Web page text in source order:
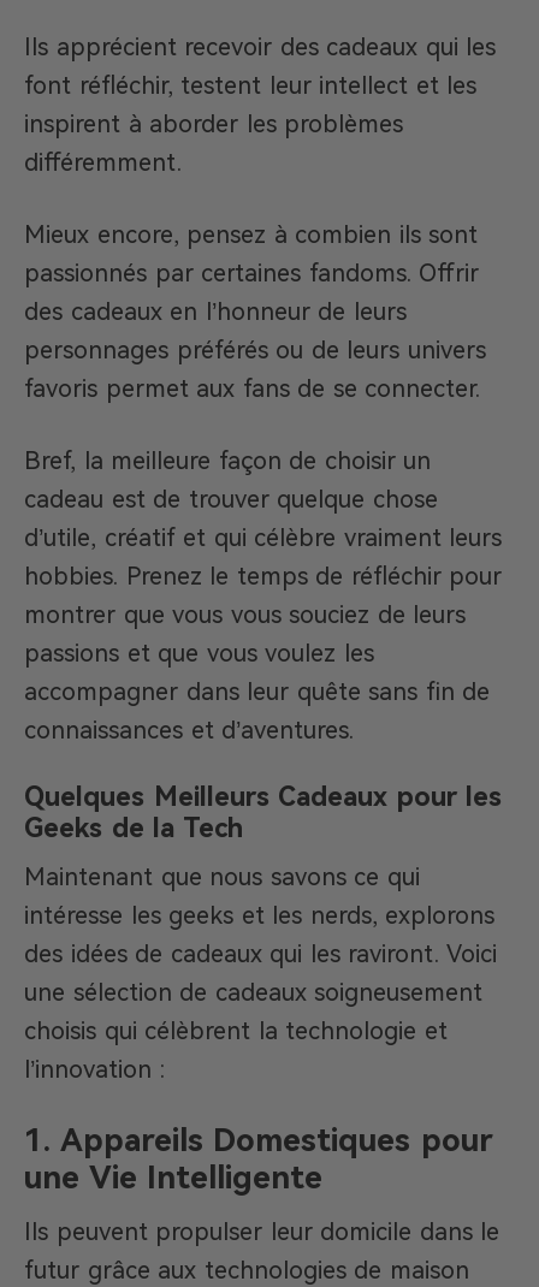
Ils apprécient recevoir des cadeaux qui les
font réfléchir, testent leur intellect et les
inspirent à aborder les problèmes
différemment.
Mieux encore, pensez à combien ils sont
passionnés par certaines fandoms. Offrir
des cadeaux en l’honneur de leurs
personnages préférés ou de leurs univers
favoris permet aux fans de se connecter.
Bref, la meilleure façon de choisir un
cadeau est de trouver quelque chose
d’utile, créatif et qui célèbre vraiment leurs
hobbies. Prenez le temps de réfléchir pour
montrer que vous vous souciez de leurs
passions et que vous voulez les
accompagner dans leur quête sans fin de
connaissances et d’aventures.
Quelques Meilleurs Cadeaux pour les
Geeks de la Tech
Maintenant que nous savons ce qui
intéresse les geeks et les nerds, explorons
des idées de cadeaux qui les raviront. Voici
une sélection de cadeaux soigneusement
choisis qui célèbrent la technologie et
l’innovation :
1. Appareils Domestiques pour
une Vie Intelligente
Ils peuvent propulser leur domicile dans le
futur grâce aux technologies de maison